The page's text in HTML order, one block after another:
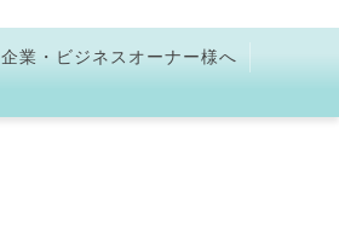
企業・ビジネスオーナー様へ